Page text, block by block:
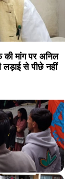
की मांग पर अनिल
से पीछे नहीं